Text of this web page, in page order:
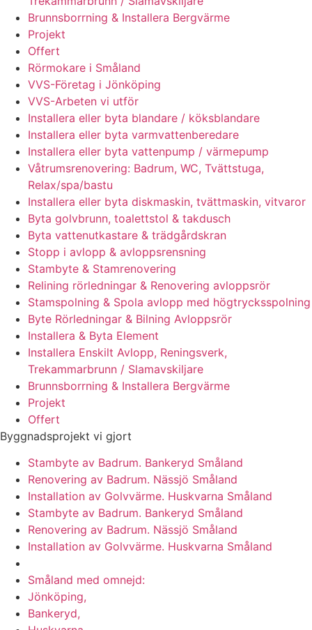
Brunnsborrning & Installera Bergvärme
Projekt
Offert
Rörmokare i Småland
VVS-Företag i Jönköping
VVS-Arbeten vi utför
Installera eller byta blandare / köksblandare
Installera eller byta varmvattenberedare
Installera eller byta vattenpump / värmepump
Våtrumsrenovering: Badrum, WC, Tvättstuga,
Relax/spa/bastu
Installera eller byta diskmaskin, tvättmaskin, vitvaror
Byta golvbrunn, toalettstol & takdusch
Byta vattenutkastare & trädgårdskran
Stopp i avlopp & avloppsrensning
Stambyte & Stamrenovering
Relining rörledningar & Renovering avloppsrör
Stamspolning & Spola avlopp med högtrycksspolning
Byte Rörledningar & Bilning Avloppsrör
Installera & Byta Element
Installera Enskilt Avlopp, Reningsverk,
Trekammarbrunn / Slamavskiljare
Brunnsborrning & Installera Bergvärme
Projekt
Offert
Byggnadsprojekt vi gjort
Stambyte av Badrum. Bankeryd Småland
Renovering av Badrum. Nässjö Småland
Installation av Golvvärme. Huskvarna Småland
Stambyte av Badrum. Bankeryd Småland
Renovering av Badrum. Nässjö Småland
Installation av Golvvärme. Huskvarna Småland
Småland med omnejd:
Jönköping,
Bankeryd,